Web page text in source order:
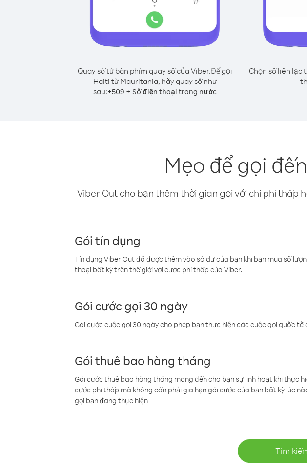
Quay số từ bàn phím quay số của Viber.Để gọi
Haiti từ Mauritania, hãy quay số như
sau:+509 + Số điện thoại trong nước
Chọn số liên lạc
Mẹo để gọi
Viber Out cho bạn thêm thời gian gọi với chi phí thấp
Gói tín dụng
Tín dụng Viber Out đã được thêm vào số dư của bạn khi bạn mua số
thoại bất kỳ trên thế giới với cước phí thấp của Viber.
Gói cước gọi 30 ngày
Gói cước cuộc gọi 30 ngày cho phép bạn thực hiện các cuộc gọi quốc
Gói thuê bao hàng tháng
Gói cước thuê bao hàng tháng mang đến cho bạn sự linh hoạt khi thực
cước phí thấp mà không cần phải gia hạn gói cước của bạn bất kỳ lúc
gọi bạn đang thực hiện
Tìm